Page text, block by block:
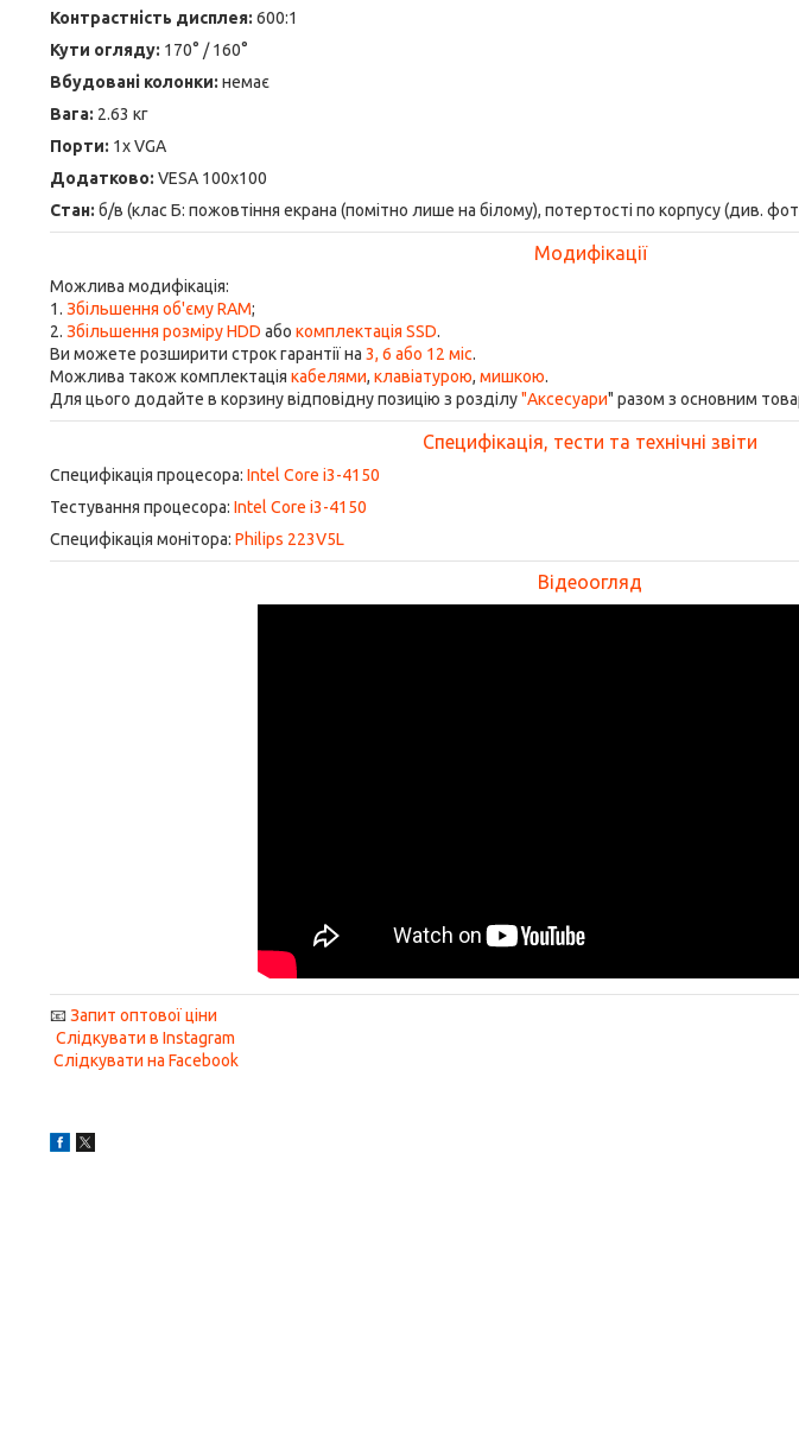
Контрастність дисплея: 600:1
Кути огляду: 170° / 160°
Вбудовані колонки: немає
Вага: 2.63 кг
Порти: 1x VGA
Додатково: VESA 100x100
Стан: б/в (клас Б: пожовтіння екрана (помітно лише на білому), потертості по корпусу (див.
Модифікації
Можлива модифікація:
1. Збільшення об'єму RAM;
2. Збільшення розміру HDD або комплектація SSD.
Ви можете розширити строк гарантії на 3, 6 або 12 міс.
Можлива також комплектація кабелями, клавіатурою, мишкою.
Для цього додайте в корзину відповідну позицію з розділу"Аксесуари" разом з основним
Специфікація, тести та технічні звіти
Специфікація процесора: Intel Core i3-4150
Тестування процесора: Intel Core i3-4150
Специфікація монітора: Philips 223V5L
Відеоогляд
📧Запит оптової ціни
Слідкувати в Instagram
Слідкувати на Facebook